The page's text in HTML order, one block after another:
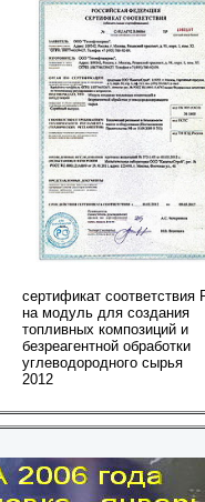
сертификат соответствия
на модуль для создания
топливных композиций и
безреагентной обработки
углеводородного сырья
2012